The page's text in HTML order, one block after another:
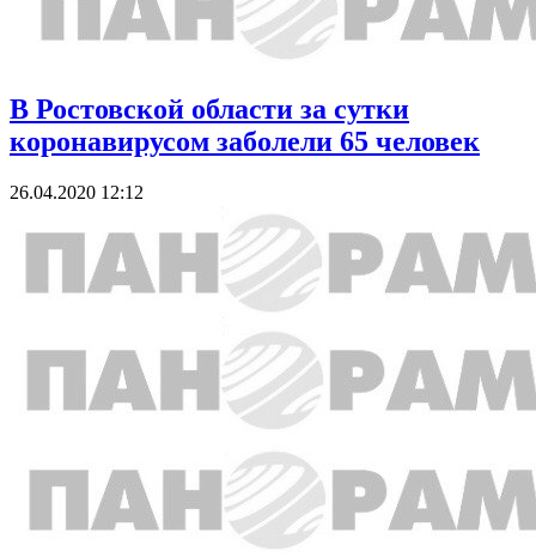
В Ростовской области за сутки
коронавирусом заболели 65 человек
26.04.2020 12:12